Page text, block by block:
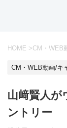
HOME >CM・WEB
CM・WEB動画/キ
山﨑賢人が
ントリー